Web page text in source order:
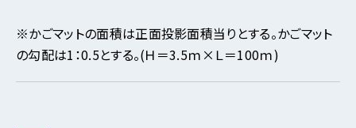
※かごマットの面積は正面投影面積当りとする。かごマット
の勾配は1：0.5とする。(Ｈ＝3.5ｍ×Ｌ＝100ｍ)